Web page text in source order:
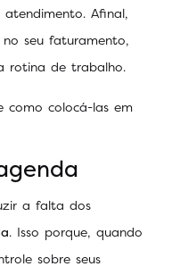
atendimento. Afinal,
no seu faturamento,
rotina de trabalho.
como colocá-las em
a falta dos
. Isso porque, quando
sobre seus